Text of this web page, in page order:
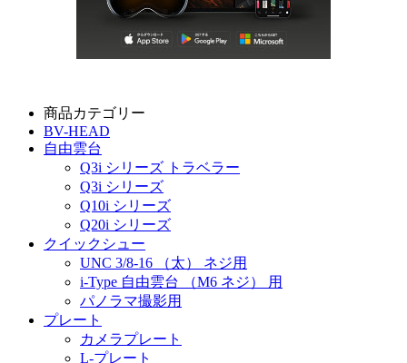
商品カテゴリー
BV-HEAD
自由雲台
Q3i シリーズ トラベラー
Q3i シリーズ
Q10i シリーズ
Q20i シリーズ
クイックシュー
UNC 3/8-16 （太） ネジ用
i-Type 自由雲台 （M6 ネジ） 用
パノラマ撮影用
プレート
カメラプレート
L-プレート